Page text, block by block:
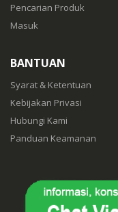
Pencarian Produk
Masuk
BANTUAN
Syarat & Ketentuan
Kebijakan Privasi
Hubungi Kami
Panduan Keamanan